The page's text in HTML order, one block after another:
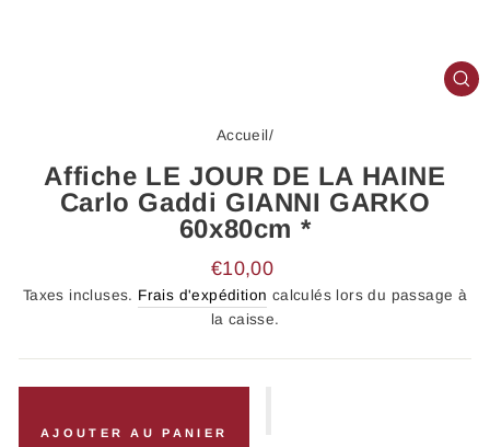
Accueil/
Affiche LE JOUR DE LA HAINE
Carlo Gaddi GIANNI GARKO
60x80cm *
Prix
régulier
€10,00
Taxes incluses. Frais d'expédition calculés lors du passage à
la caisse.
AJOUTER AU PANIER